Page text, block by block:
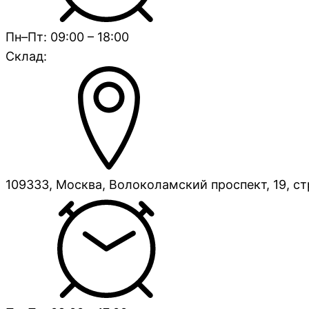
Пн–Пт: 09:00 – 18:00
Склад:
109333, Москва, Волоколамский проспект, 19,